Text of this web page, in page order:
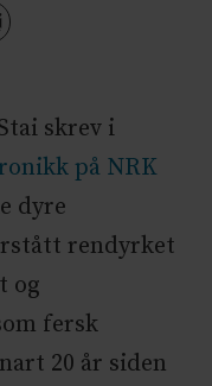
skrev i
på NRK
dyre
rendyrket
og
fersk
20 år siden